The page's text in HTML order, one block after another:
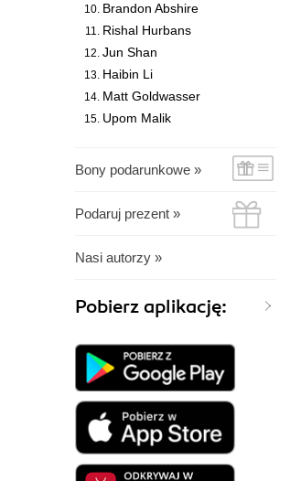
Brandon Abshire
Rishal Hurbans
Jun Shan
Haibin Li
Matt Goldwasser
Upom Malik
Bony podarunkowe »
Podaruj prezent »
Nasi autorzy »
Pobierz aplikację: